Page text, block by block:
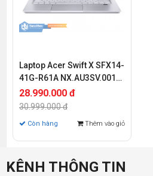
Laptop Acer Swift X SFX14-
41G-R61A NX.AU3SV.001
(Ryzen 5-5600U | 16GB |
1TB | RTX 3050Ti 4GB | 14.0
28.990.000 đ
30.999.000 đ
Còn hàng Thêm vào giỏ
KÊNH THÔNG TIN